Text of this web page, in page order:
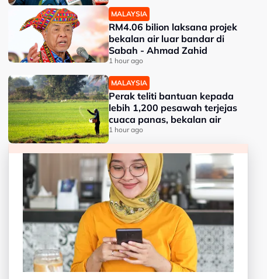
MALAYSIA
RM4.06 bilion laksana projek
bekalan air luar bandar di
Sabah - Ahmad Zahid
1 hour ago
MALAYSIA
Perak teliti bantuan kepada
lebih 1,200 pesawah terjejas
cuaca panas, bekalan air
1 hour ago